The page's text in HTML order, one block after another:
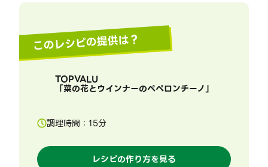
このレシピの提供は？
TOPVALU
「菜の花とウインナーのペペロンチーノ」
調理時間： 15分
レシピの作り方を見る